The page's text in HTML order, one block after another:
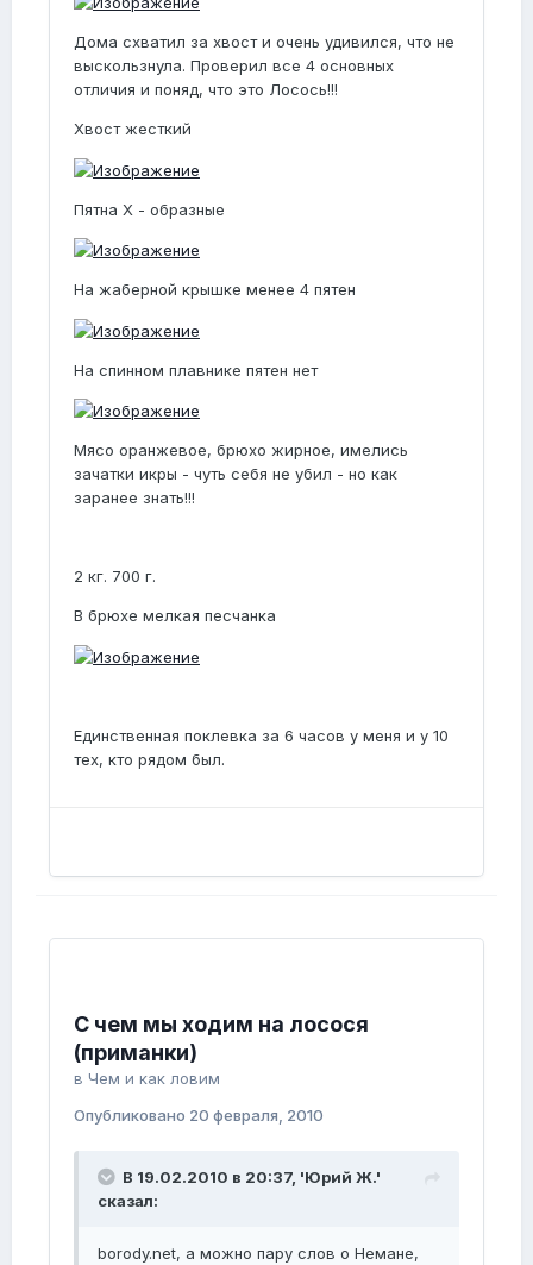
Дома схватил за хвост и очень удивился, что не
выскользнула. Проверил все 4 основных
отличия и поняд, что это Лосось!!!
Хвост жесткий
Пятна X - образные
На жаберной крышке менее 4 пятен
На спинном плавнике пятен нет
Мясо оранжевое, брюхо жирное, имелись
зачатки икры - чуть себя не убил - но как
заранее знать!!!
2 кг. 700 г.
В брюхе мелкая песчанка
Единственная поклевка за 6 часов у меня и у 10
тех, кто рядом был.
C чем мы ходим на лосося
(приманки)
в Чем и как ловим
Опубликовано 20 февраля, 2010
В 19.02.2010 в 20:37, 'Юрий Ж.'
сказал:
borody.net, а можно пару слов о Немане,